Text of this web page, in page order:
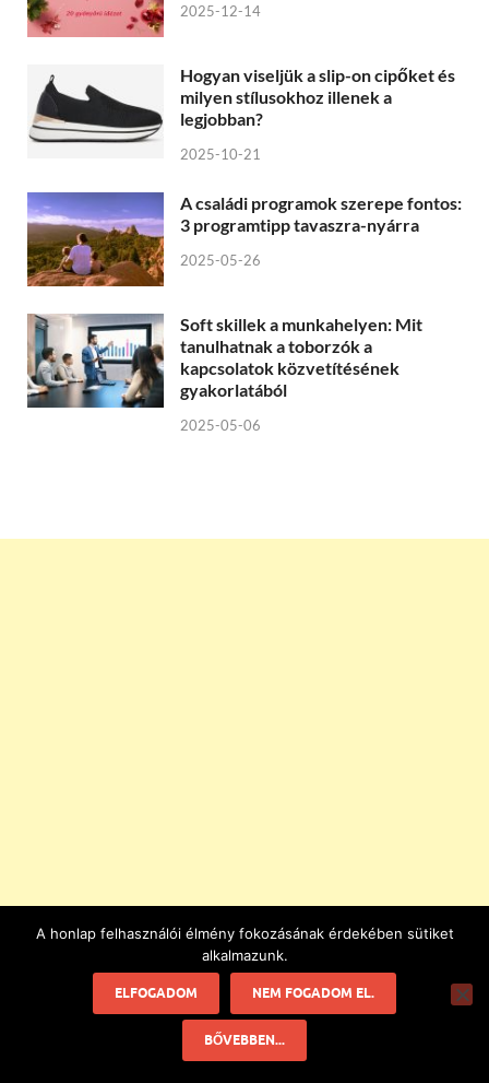
2025-12-14
Hogyan viseljük a slip-on cipőket és
milyen stílusokhoz illenek a
legjobban?
2025-10-21
A családi programok szerepe fontos:
3 programtipp tavaszra-nyárra
2025-05-26
Soft skillek a munkahelyen: Mit
tanulhatnak a toborzók a
kapcsolatok közvetítésének
gyakorlatából
2025-05-06
A honlap felhasználói élmény fokozásának érdekében sütiket
alkalmazunk.
ELFOGADOM NEM FOGADOM EL.
BŐVEBBEN...